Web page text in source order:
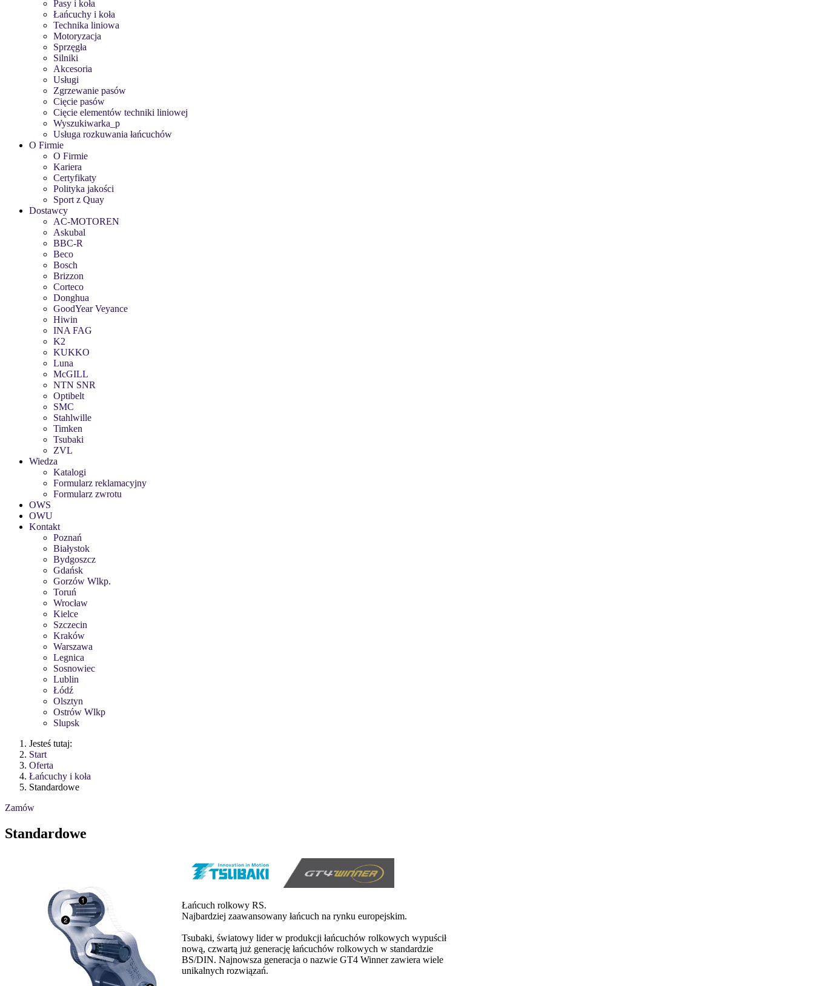
Pasy i koła
Łańcuchy i koła
Technika liniowa
Motoryzacja
Sprzęgła
Silniki
Akcesoria
Usługi
Zgrzewanie pasów
Cięcie pasów
Cięcie elementów techniki liniowej
Wyszukiwarka_p
Usługa rozkuwania łańcuchów
O Firmie
O Firmie
Kariera
Certyfikaty
Polityka jakości
Sport z Quay
Dostawcy
AC-MOTOREN
Askubal
BBC-R
Beco
Bosch
Brizzon
Corteco
Donghua
GoodYear Veyance
Hiwin
INA FAG
K2
KUKKO
Luna
McGILL
NTN SNR
Optibelt
SMC
Stahlwille
Timken
Tsubaki
ZVL
Wiedza
Katalogi
Formularz reklamacyjny
Formularz zwrotu
OWS
OWU
Kontakt
Poznań
Białystok
Bydgoszcz
Gdańsk
Gorzów Wlkp.
Toruń
Wrocław
Kielce
Szczecin
Kraków
Warszawa
Legnica
Sosnowiec
Lublin
Łódź
Olsztyn
Ostrów Wlkp
Slupsk
Jesteś tutaj:
Start
Oferta
Łańcuchy i koła
Standardowe
Zamów
Standardowe
Łańcuch rolkowy RS.
Najbardziej zaawansowany łańcuch na rynku europejskim.
Tsubaki, światowy lider w produkcji łańcuchów rolkowych wypuścił
nową, czwartą już generację łańcuchów rolkowych w standardzie
BS/DIN. Najnowsza generacja o nazwie GT4 Winner zawiera wiele
unikalnych rozwiązań.